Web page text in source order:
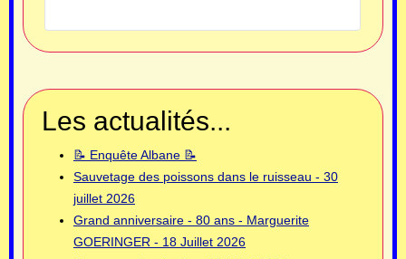
Les actualités...
📝 Enquête Albane 📝
Sauvetage des poissons dans le ruisseau - 30
juillet 2026
Grand anniversaire - 80 ans - Marguerite
GOERINGER - 18 Juillet 2026